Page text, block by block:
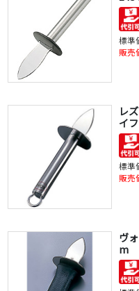
標準
販売
レ
イ
標準
販売
ヴ
m